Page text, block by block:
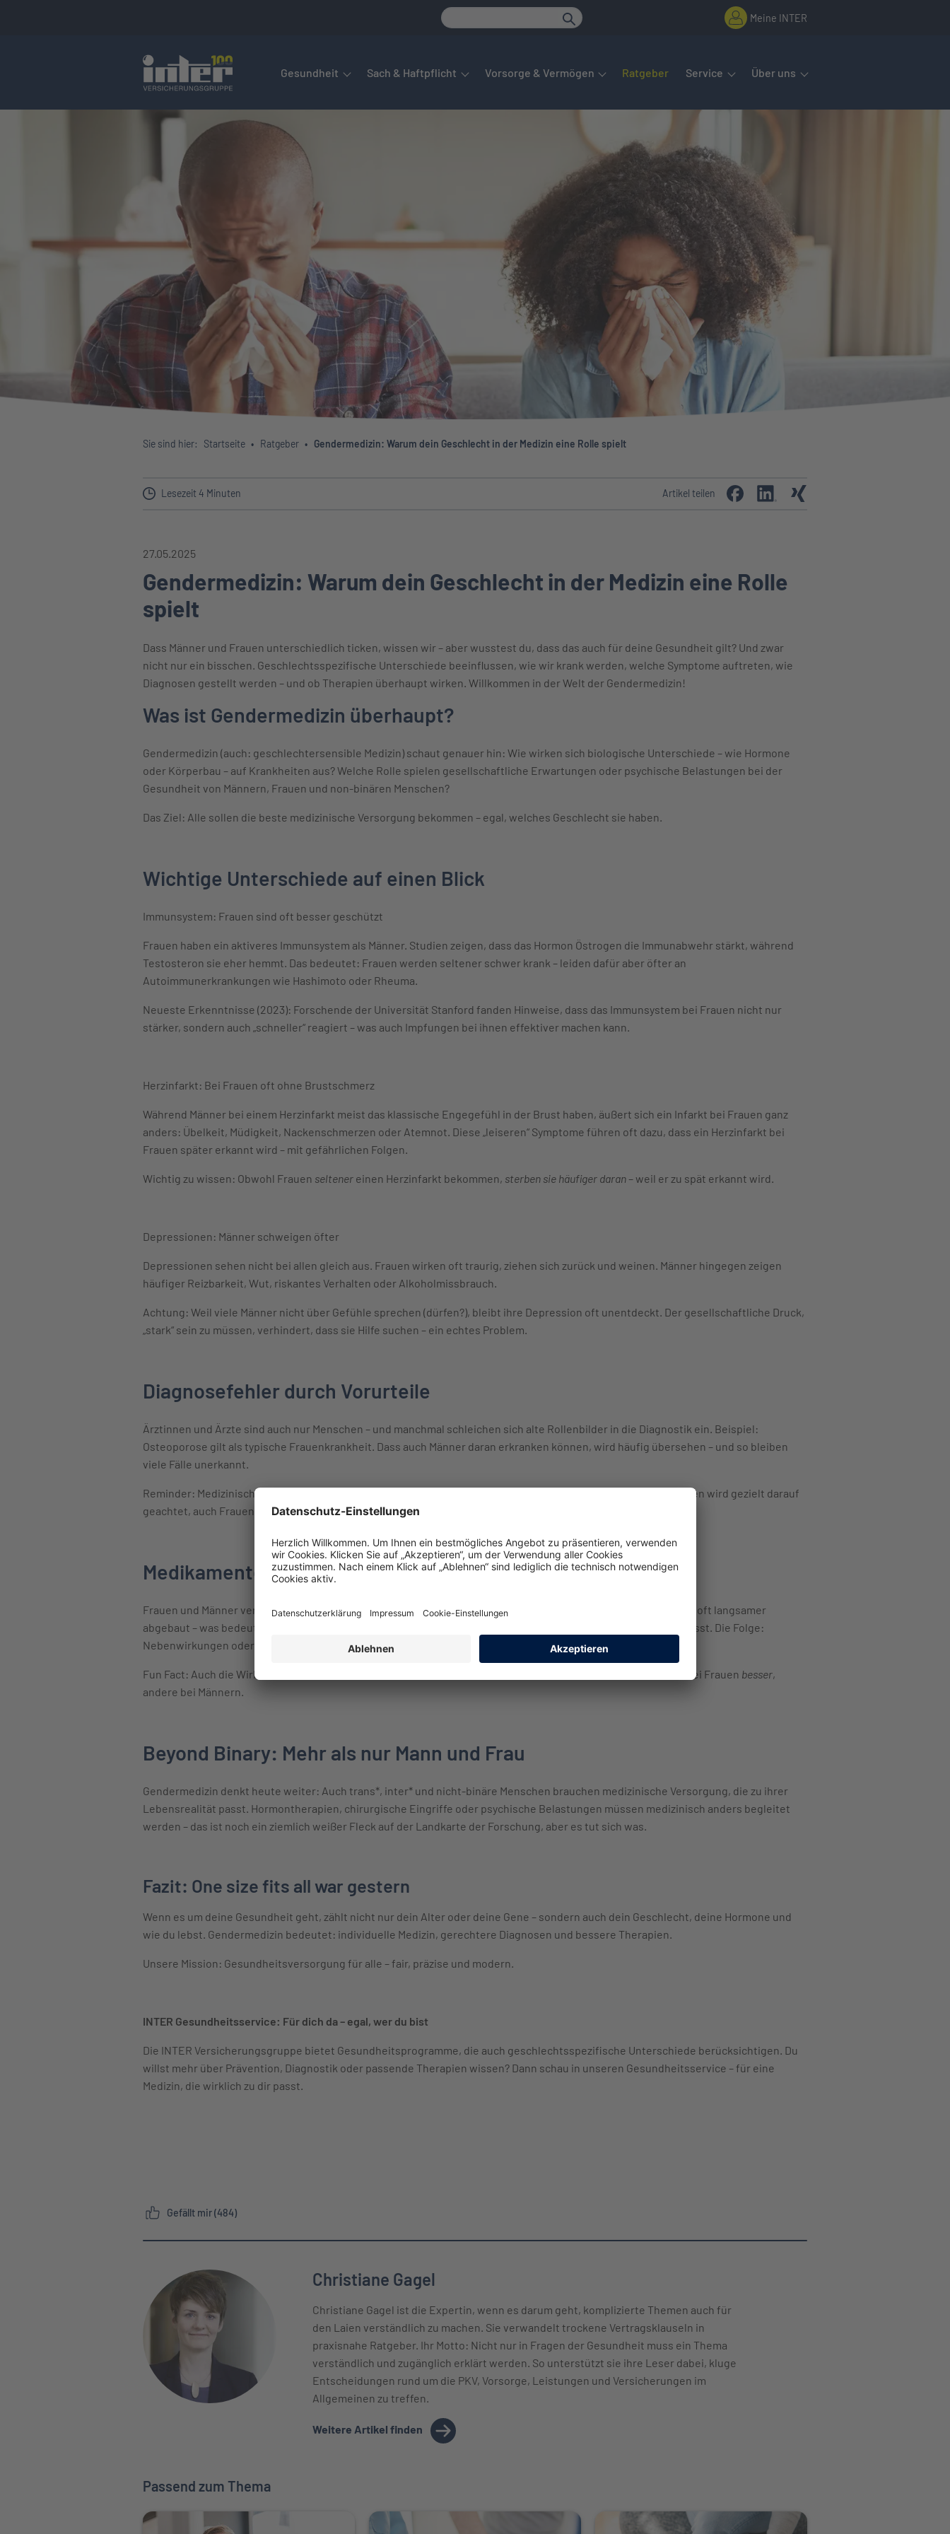
Meine INTER
Hier befindet sich das Hauptmenü. Dieses lässt sich per Tab steuern. Untermenüs öffnet man mit der Leertaste oder Pfeil nach unten.
Gesundheit Sach & Haftpflicht Vorsorge & Vermögen Ratgeber Service Über uns
Sie sind hier: Startseite Ratgeber Gendermedizin: Warum dein Geschlecht in der Medizin eine Rolle spielt
Lesezeit 4 Minuten Artikel teilen
27.05.2025
Gendermedizin: Warum dein Geschlecht in der Medizin eine Rolle
spielt
Dass Männer und Frauen unterschiedlich ticken, wissen wir – aber wusstest du, dass das auch für deine Gesundheit gilt? Und zwar
nicht nur ein bisschen. Geschlechtsspezifische Unterschiede beeinflussen, wie wir krank werden, welche Symptome auftreten, wie
Diagnosen gestellt werden – und ob Therapien überhaupt wirken. Willkommen in der Welt der Gendermedizin!
Was ist Gendermedizin überhaupt?
Gendermedizin (auch: geschlechtersensible Medizin) schaut genauer hin: Wie wirken sich biologische Unterschiede – wie Hormone
oder Körperbau – auf Krankheiten aus? Welche Rolle spielen gesellschaftliche Erwartungen oder psychische Belastungen bei der
Gesundheit von Männern, Frauen und non-binären Menschen?
Das Ziel: Alle sollen die beste medizinische Versorgung bekommen – egal, welches Geschlecht sie haben.
Wichtige Unterschiede auf einen Blick
Immunsystem: Frauen sind oft besser geschützt
Frauen haben ein aktiveres Immunsystem als Männer. Studien zeigen, dass das Hormon Östrogen die Immunabwehr stärkt, während
Testosteron sie eher hemmt. Das bedeutet: Frauen werden seltener schwer krank – leiden dafür aber öfter an
Autoimmunerkrankungen wie Hashimoto oder Rheuma.
Neueste Erkenntnisse (2023): Forschende der Universität Stanford fanden Hinweise, dass das Immunsystem bei Frauen nicht nur
stärker, sondern auch „schneller“ reagiert – was auch Impfungen bei ihnen effektiver machen kann.
Herzinfarkt: Bei Frauen oft ohne Brustschmerz
Während Männer bei einem Herzinfarkt meist das klassische Engegefühl in der Brust haben, äußert sich ein Infarkt bei Frauen ganz
anders: Übelkeit, Müdigkeit, Nackenschmerzen oder Atemnot. Diese „leiseren“ Symptome führen oft dazu, dass ein Herzinfarkt bei
Frauen später erkannt wird – mit gefährlichen Folgen.
Wichtig zu wissen: Obwohl Frauen seltener einen Herzinfarkt bekommen, sterben sie häufiger daran – weil er zu spät erkannt wird.
Depressionen: Männer schweigen öfter
Depressionen sehen nicht bei allen gleich aus. Frauen wirken oft traurig, ziehen sich zurück und weinen. Männer hingegen zeigen
häufiger Reizbarkeit, Wut, riskantes Verhalten oder Alkoholmissbrauch.
Achtung: Weil viele Männer nicht über Gefühle sprechen (dürfen?), bleibt ihre Depression oft unentdeckt. Der gesellschaftliche Druck,
„stark“ sein zu müssen, verhindert, dass sie Hilfe suchen – ein echtes Problem.
Diagnosefehler durch Vorurteile
Ärztinnen und Ärzte sind auch nur Menschen – und manchmal schleichen sich alte Rollenbilder in die Diagnostik ein. Beispiel:
Osteoporose gilt als typische Frauenkrankheit. Dass auch Männer daran erkranken können, wird häufig übersehen – und so bleiben
viele Fälle unerkannt.
Reminder: Medizinische Forschung wurde jahrzehntelang fast nur an Männern betrieben. Erst seit rund 20 Jahren wird gezielt darauf
geachtet, auch Frauen – und ihre spezifischen Merkmale – einzubeziehen.
Medikamente wirken unterschiedlich
Frauen und Männer verstoffwechseln Medikamente unterschiedlich. Zum Beispiel wird ein Wirkstoff bei Frauen oft langsamer
abgebaut – was bedeutet, dass sie
davon brauchen. Trotzdem werden Dosierungen häufig nicht angepasst. Die Folge:
Nebenwirkungen oder Überdosierungen.
Fun Fact: Auch die Wirksamkeit von Schmerzmitteln kann sich unterscheiden – manche Schmerzmittel wirken bei Frauen besser,
andere bei Männern.
Beyond Binary: Mehr als nur Mann und Frau
Gendermedizin denkt heute weiter: Auch trans*, inter* und nicht-binäre Menschen brauchen medizinische Versorgung, die zu ihrer
Lebensrealität passt. Hormontherapien, chirurgische Eingriffe oder psychische Belastungen müssen medizinisch anders begleitet
werden – das ist noch ein ziemlich weißer Fleck auf der Landkarte der Forschung, aber es tut sich was.
Fazit: One size fits all war gestern
Wenn es um deine Gesundheit geht, zählt nicht nur dein Alter oder deine Gene – sondern auch dein Geschlecht, deine Hormone und
wie du lebst. Gendermedizin bedeutet: individuelle Medizin, gerechtere Diagnosen und bessere Therapien.
Unsere Mission: Gesundheitsversorgung für alle – fair, präzise und modern.
INTER Gesundheitsservice: Für dich da – egal, wer du bist
Die INTER Versicherungsgruppe bietet Gesundheitsprogramme, die auch geschlechtsspezifische Unterschiede berücksichtigen. Du
willst mehr über Prävention, Diagnostik oder passende Therapien wissen? Dann schau in unseren Gesundheitsservice – für eine
Medizin, die wirklich zu dir passt.
Gefällt mir (484)
Christiane Gagel
Christiane Gagel ist die Expertin, wenn es darum geht, komplizierte Themen auch für
den Laien verständlich zu machen. Sie verwandelt trockene Vertragsklauseln in
praxisnahe Ratgeber. Ihr Motto: Nicht nur in Fragen der Gesundheit muss ein Thema
verständlich und zugänglich erklärt werden. So unterstützt sie ihre Leser dabei, kluge
Entscheidungen rund um die PKV, Vorsorge, Leistungen und Versicherungen im
Allgemeinen zu treffen.
Weitere Artikel finden
Passend zum Thema